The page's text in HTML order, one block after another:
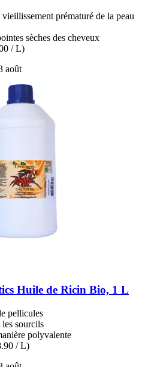
prématuré de la peau
sèches des cheveux
/ L)
août
Huile de Ricin Bio, 1 L
pellicules
sourcils
polyvalente
/ L)